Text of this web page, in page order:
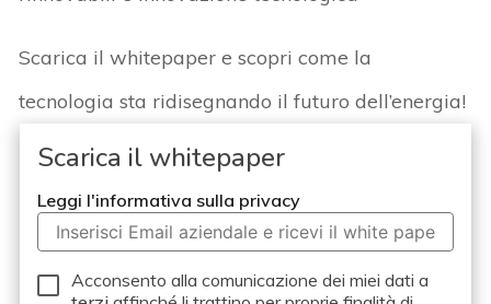
Scarica ilwhitepaper e scopri come la
tecnologia sta ridisegnando il futuro dell’energia!
Scarica il whitepaper
Leggi l'informativa sulla privacy
Acconsento alla comunicazione dei miei dati a